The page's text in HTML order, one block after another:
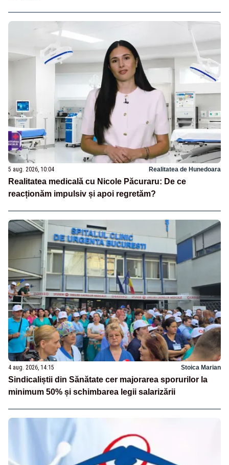
5 aug. 2026, 10:04 Realitatea de Hunedoara
Realitatea medicală cu Nicole Păcuraru: De ce
reacționăm impulsiv și apoi regretăm?
4 aug. 2026, 14:15 Stoica Marian
Sindicaliștii din Sănătate cer majorarea sporurilor la
minimum 50% și schimbarea legii salarizării